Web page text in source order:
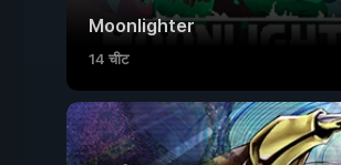
Moonlighter
14 चीट